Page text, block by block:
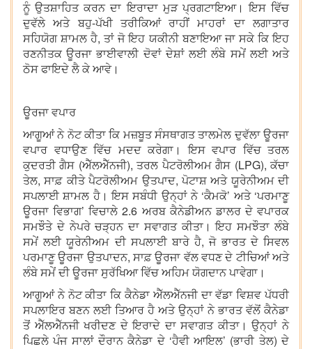
ਨੂੰ ਉਤਸ਼ਾਹਿਤ ਕਰਨ ਦਾ ਇਰਾਦਾ ਮੁੜ ਪ੍ਰਗਟਾਇਆ। ਇਸ ਵਿੱਚ
ਦੁਵੱਲੇ ਅਤੇ ਬਹੁ-ਪੱਖੀ ਤਰੀਕਿਆਂ ਰਾਹੀਂ ਮਾਹਰਾਂ ਦਾ ਲਗਾਤਾਰ
ਸਹਿਯੋਗ ਸ਼ਾਮਲ ਹੈ, ਤਾਂ ਜੋ ਇਹ ਯਕੀਨੀ ਬਣਾਇਆ ਜਾ ਸਕੇ ਕਿ ਇਹ
ਰਣਨੀਤਕ ਊਰਜਾ ਭਾਈਵਾਲੀ ਦੋਵਾਂ ਦੇਸ਼ਾਂ ਲਈ ਲੰਬੇ ਸਮੇਂ ਲਈ ਅਤੇ
ਠੋਸ ਫਾਇਦੇ ਲੈ ਕੇ ਆਵੇ।
ਊਰਜਾ ਵਪਾਰ
ਆਗੂਆਂ ਨੇ ਨੋਟ ਕੀਤਾ ਕਿ ਮਜ਼ਬੂਤ ਸੰਸਥਾਗਤ ਤਾਲਮੇਲ ਦੁਵੱਲਾ ਊਰਜਾ
ਵਪਾਰ ਵਧਾਉਣ ਵਿੱਚ ਮਦਦ ਕਰੇਗਾ। ਇਸ ਵਪਾਰ ਵਿੱਚ ਤਰਲ
ਕੁਦਰਤੀ ਗੈਸ (ਐੱਲਐੱਨਜੀ), ਤਰਲ ਪੈਟਰੋਲੀਅਮ ਗੈਸ (LPG), ਕੱਚਾ
ਤੇਲ, ਸਾਫ਼ ਕੀਤੇ ਪੈਟਰੋਲੀਅਮ ਉਤਪਾਦ, ਪੋਟਾਸ਼ ਅਤੇ ਯੂਰੇਨੀਅਮ ਦੀ
ਸਪਲਾਈ ਸ਼ਾਮਲ ਹੈ। ਇਸ ਸਬੰਧੀ ਉਨ੍ਹਾਂ ਨੇ ‘ਕੈਮਕੋ’ ਅਤੇ ‘ਪਰਮਾਣੂ
ਊਰਜਾ ਵਿਭਾਗ’ ਵਿਚਾਲੇ 2.6 ਅਰਬ ਕੈਨੇਡੀਅਨ ਡਾਲਰ ਦੇ ਵਪਾਰਕ
ਸਮਝੌਤੇ ਦੇ ਨੇਪਰੇ ਚੜ੍ਹਨ ਦਾ ਸਵਾਗਤ ਕੀਤਾ। ਇਹ ਸਮਝੌਤਾ ਲੰਬੇ
ਸਮੇਂ ਲਈ ਯੂਰੇਨੀਅਮ ਦੀ ਸਪਲਾਈ ਬਾਰੇ ਹੈ, ਜੋ ਭਾਰਤ ਦੇ ਸਿਵਲ
ਪਰਮਾਣੂ ਊਰਜਾ ਉਤਪਾਦਨ, ਸਾਫ਼ ਊਰਜਾ ਵੱਲ ਵਧਣ ਦੇ ਟੀਚਿਆਂ ਅਤੇ
ਲੰਬੇ ਸਮੇਂ ਦੀ ਊਰਜਾ ਸੁਰੱਖਿਆ ਵਿੱਚ ਅਹਿਮ ਯੋਗਦਾਨ ਪਾਵੇਗਾ।
ਆਗੂਆਂ ਨੇ ਨੋਟ ਕੀਤਾ ਕਿ ਕੈਨੇਡਾ ਐੱਲਐੱਨਜੀ ਦਾ ਵੱਡਾ ਵਿਸ਼ਵ ਪੱਧਰੀ
ਸਪਲਾਇਰ ਬਣਨ ਲਈ ਤਿਆਰ ਹੈ ਅਤੇ ਉਨ੍ਹਾਂ ਨੇ ਭਾਰਤ ਵੱਲੋਂ ਕੈਨੇਡਾ
ਤੋਂ ਐੱਲਐੱਨਜੀ ਖਰੀਦਣ ਦੇ ਇਰਾਦੇ ਦਾ ਸਵਾਗਤ ਕੀਤਾ। ਉਨ੍ਹਾਂ ਨੇ
ਪਿਛਲੇ ਪੰਜ ਸਾਲਾਂ ਦੌਰਾਨ ਕੈਨੇਡਾ ਦੇ ‘ਹੈਵੀ ਆਇਲ’ (ਭਾਰੀ ਤੇਲ) ਦੇ